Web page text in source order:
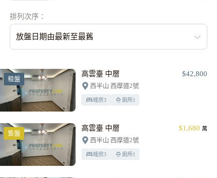
排列次序：
放盤日期由最新至最舊
租盤
高雲臺 中層 $42,800
西半山 西摩道2號
睡房3 廁所1
售盤
高雲臺 中層 $1,680 萬
西半山 西摩道2號
睡房3 廁所1